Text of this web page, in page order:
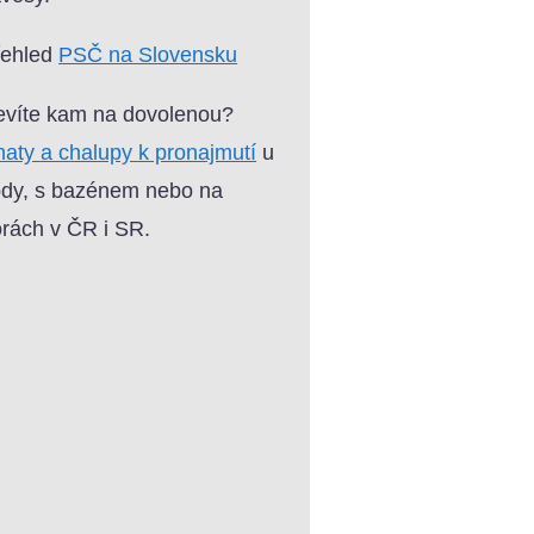
PSČ na Slovensku
kam na dovolenou?
a chalupy k pronajmutí u
s bazénem nebo na
v ČR i SR.